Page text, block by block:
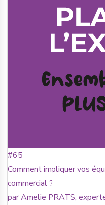
#65
Comment impliquer vos
commercial ?
par Amelie PRATS,